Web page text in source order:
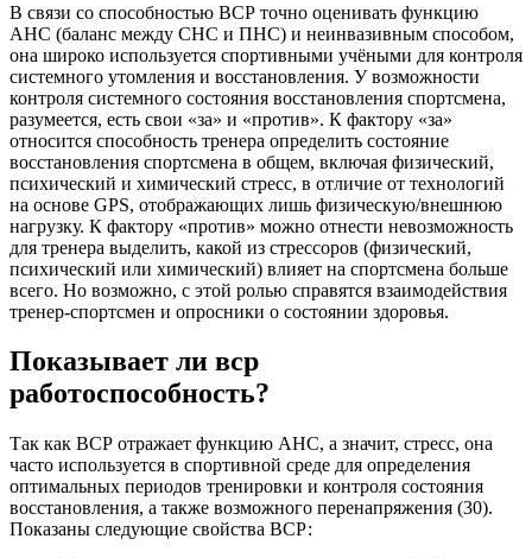
В связи со способностью ВСР точно оценивать функцию
АНС (баланс между СНС и ПНС) и неинвазивным способом,
она широко используется спортивными учёными для контроля
системного утомления и восстановления. У возможности
контроля системного состояния восстановления спортсмена,
разумеется, есть свои «за» и «против». К фактору «за»
относится способность тренера определить состояние
восстановления спортсмена в общем, включая физический,
психический и химический стресс, в отличие от технологий
на основе GPS, отображающих лишь физическую/внешнюю
нагрузку. К фактору «против» можно отнести невозможность
для тренера выделить, какой из стрессоров (физический,
психический или химический) влияет на спортсмена больше
всего. Но возможно, с этой ролью справятся взаимодействия
тренер-спортсмен и опросники о состоянии здоровья.
Показывает ли вср
работоспособность?
Так как ВСР отражает функцию АНС, а значит, стресс, она
часто используется в спортивной среде для определения
оптимальных периодов тренировки и контроля состояния
восстановления, а также возможного перенапряжения (30).
Показаны следующие свойства ВСР: